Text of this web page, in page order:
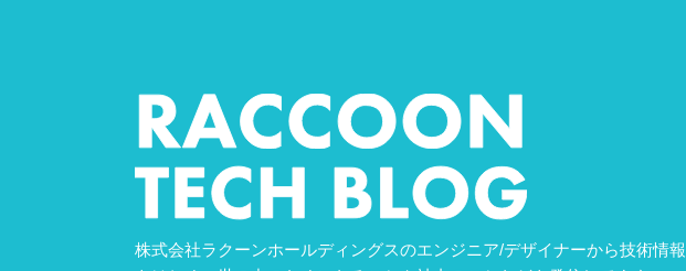
株式会社ラクーンホールディングスのエンジニア/デザイナーから技術情報